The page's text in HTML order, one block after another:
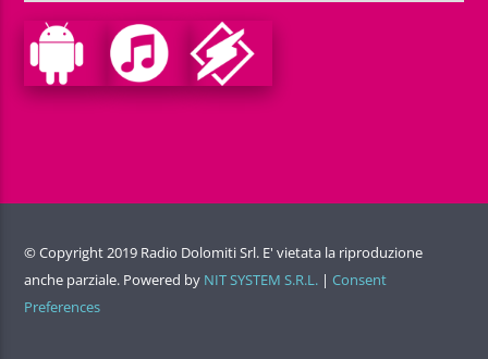
© Copyright 2019 Radio Dolomiti Srl. E' vietata la riproduzione
anche parziale. Powered by NIT SYSTEM S.R.L. | Consent
Preferences